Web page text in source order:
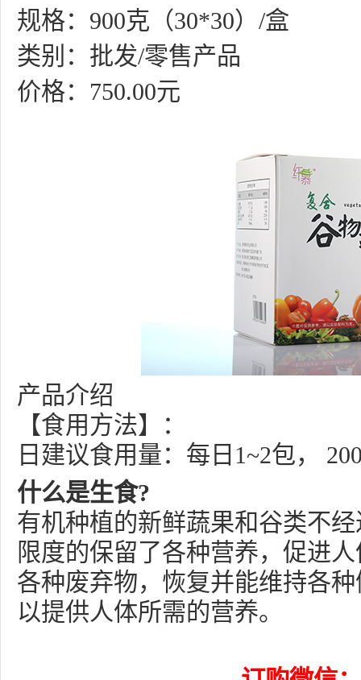
规格： 900克（30*30）/盒
类别： 批发/零售产品
价格：750.00元
产品介绍
【食用方法】：
日建议食用量：每日1~2包，
什么是生食?
有机种植的新鲜蔬果和谷类不
限度的保留了各种营养，促进
各种废弃物，恢复并能维持各
以提供人体所需的营养。